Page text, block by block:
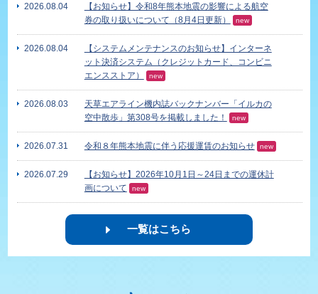
2026.08.04
【お知らせ】令和8年熊本地震の影響による航空
券の取り扱いについて（8月4日更新）
new
2026.08.04
【システムメンテナンスのお知らせ】インターネ
ット決済システム（クレジットカード、コンビニ
エンスストア）
new
2026.08.03
天草エアライン機内誌バックナンバー「イルカの
空中散歩」第308号を掲載しました！
new
2026.07.31 令和８年熊本地震に伴う応援運賃のお知らせ new
2026.07.29
【お知らせ】2026年10月1日～24日までの運休計
画について
new
一覧はこちら